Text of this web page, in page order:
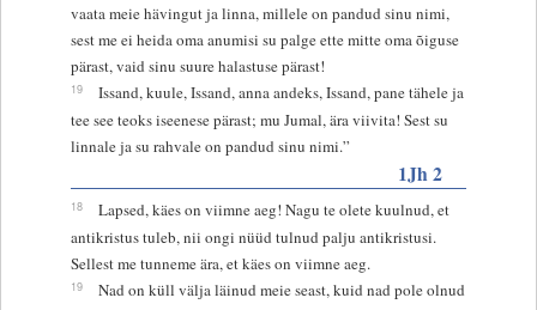
vaata meie hävingut ja linna, millele on pandud sinu nimi,
sest me ei heida oma anumisi su palge ette mitte oma õiguse
pärast, vaid sinu suure halastuse pärast!
19
Issand, kuule, Issand, anna andeks, Issand, pane tähele ja
tee see teoks iseenese pärast; mu Jumal, ära viivita! Sest su
linnale ja su rahvale on pandud sinu nimi.”
1Jh 2
18
Lapsed, käes on viimne aeg! Nagu te olete kuulnud, et
antikristus tuleb, nii ongi nüüd tulnud palju antikristusi.
Sellest me tunneme ära, et käes on viimne aeg.
19
Nad on küll välja läinud meie seast, kuid nad pole olnud